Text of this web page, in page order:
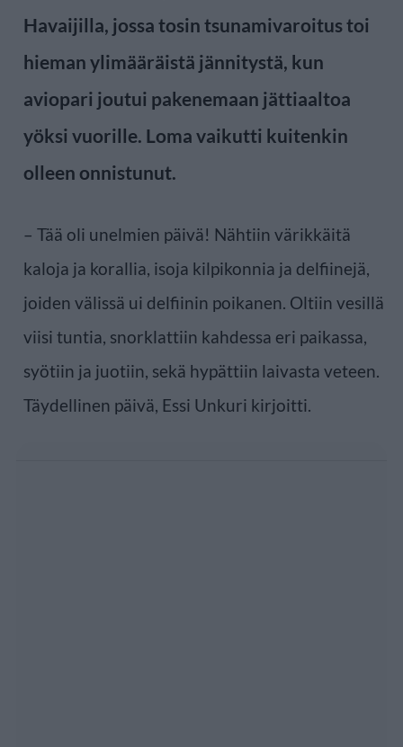
Havaijilla, jossa tosin tsunamivaroitus toi
hieman ylimääräistä jännitystä, kun
aviopari joutui pakenemaan jättiaaltoa
yöksi vuorille. Loma vaikutti kuitenkin
olleen onnistunut.
– Tää oli unelmien päivä! Nähtiin värikkäitä
kaloja ja korallia, isoja kilpikonnia ja delfiinejä,
joiden välissä ui delfiinin poikanen. Oltiin vesillä
viisi tuntia, snorklattiin kahdessa eri paikassa,
syötiin ja juotiin, sekä hypättiin laivasta veteen.
Täydellinen päivä, Essi Unkuri kirjoitti.